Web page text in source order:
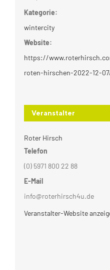
Kategorie:
wintercity
Website:
https://
roten-hirschen-2022-12-
Veranstalter
Roter Hirsch
Telefon
(0) 5971 800 22 88
E-Mail
info@roterhirsch4u.de
Veranstalter-Website